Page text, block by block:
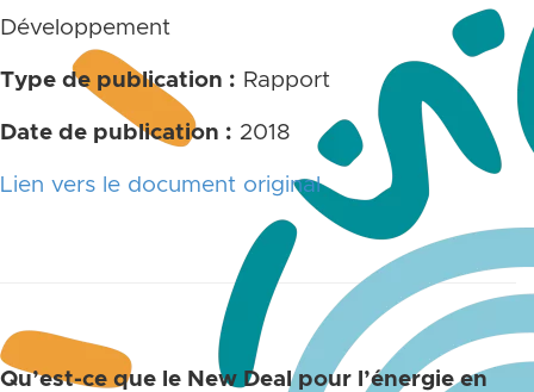
Développement
Type de publication : Rapport
Date de publication : 2018
Lien vers le document original
Qu’est-ce que le New Deal pour l’énergie en